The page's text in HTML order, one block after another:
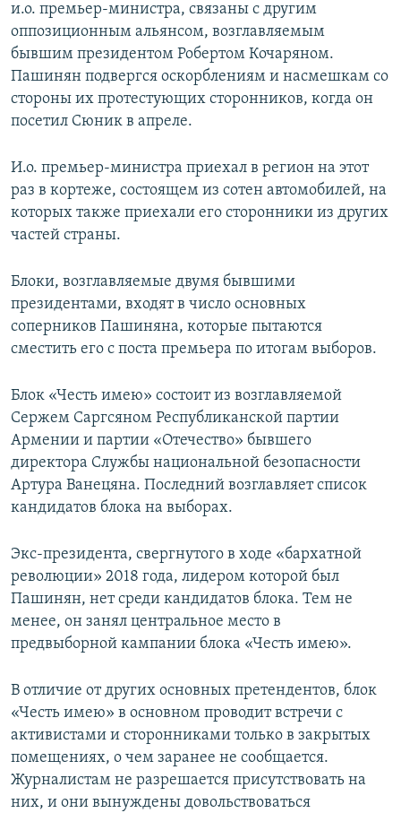
и.о. премьер-министра, связаны с другим
оппозиционным альянсом, возглавляемым
бывшим президентом Робертом Кочаряном.
Пашинян подвергся оскорблениям и насмешкам со
стороны их протестующих сторонников, когда он
посетил Сюник в апреле.
И.о. премьер-министра приехал в регион на этот
раз в кортеже, состоящем из сотен автомобилей, на
которых также приехали его сторонники из других
частей страны.
Блоки, возглавляемые двумя бывшими
президентами, входят в число основных
соперников Пашиняна, которые пытаются
сместить его с поста премьера по итогам выборов.
Блок «Честь имею» состоит из возглавляемой
Сержем Саргсяном Республиканской партии
Армении и партии «Отечество» бывшего
директора Службы национальной безопасности
Артура Ванецяна. Последний возглавляет список
кандидатов блока на выборах.
Экс-президента, свергнутого в ходе «бархатной
революции» 2018 года, лидером которой был
Пашинян, нет среди кандидатов блока. Тем не
менее, он занял центральное место в
предвыборной кампании блока «Честь имею».
В отличие от других основных претендентов, блок
«Честь имею» в основном проводит встречи с
активистами и сторонниками только в закрытых
помещениях, о чем заранее не сообщается.
Журналистам не разрешается присутствовать на
них, и они вынуждены довольствоваться